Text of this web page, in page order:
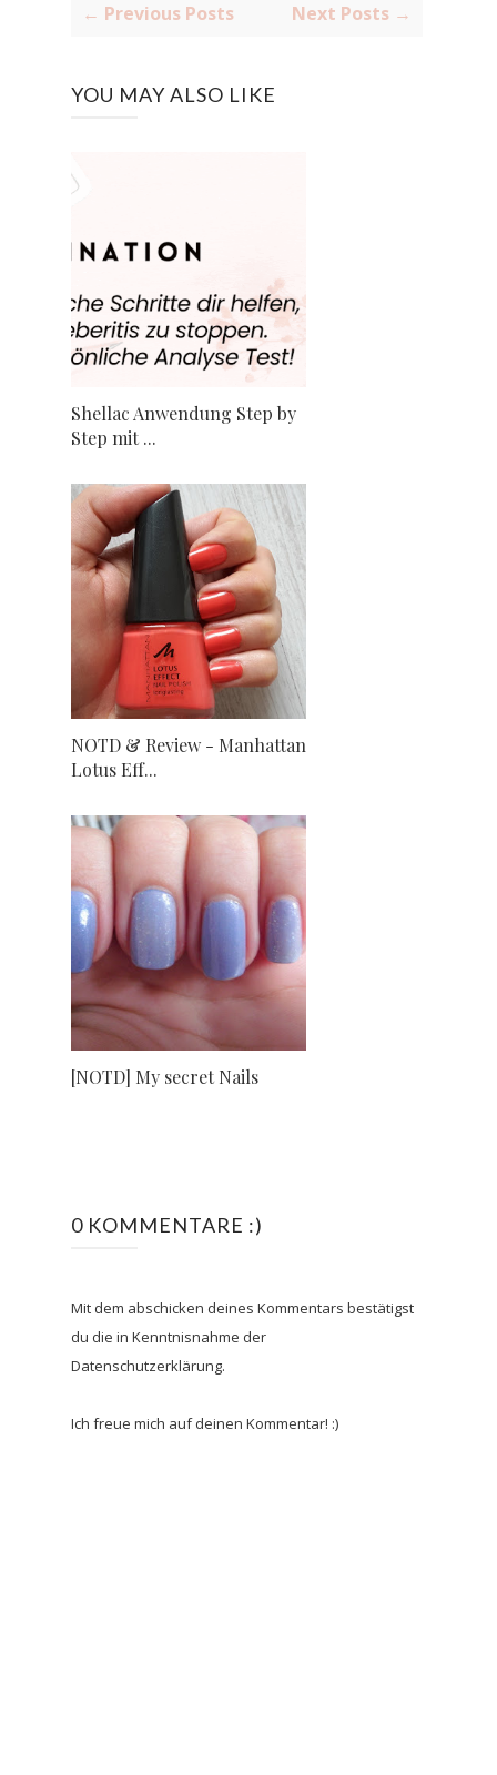
← Previous Posts Next Posts →
YOU MAY ALSO LIKE
Shellac Anwendung Step by
Step mit ...
NOTD & Review - Manhattan
Lotus Eff...
[NOTD] My secret Nails
0 KOMMENTARE :)
Mit dem abschicken deines Kommentars bestätigst
du die in Kenntnisnahme der
Datenschutzerklärung.
Ich freue mich auf deinen Kommentar! :)